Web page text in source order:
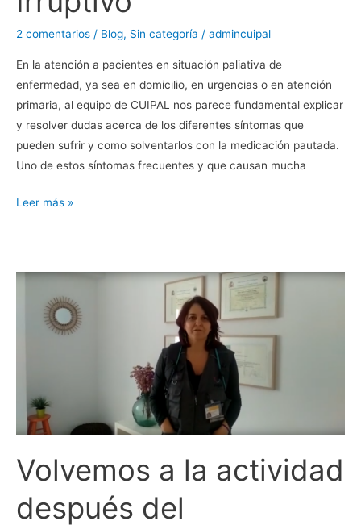
2 comentarios / Blog, Sin categoría / admincuipal
En la atención a pacientes en situación paliativa de
enfermedad, ya sea en domicilio, en urgencias o en atención
primaria, al equipo de CUIPAL nos parece fundamental explicar
y resolver dudas acerca de los diferentes síntomas que
pueden sufrir y como solventarlos con la medicación pautada.
Uno de estos síntomas frecuentes y que causan mucha
Leer más »
Volvemos a la actividad
después del
confinamiento